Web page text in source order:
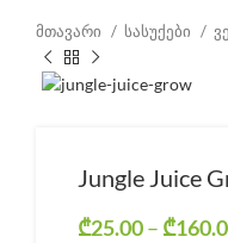
მთავარი სასუქები
Jungle Juice
₾25.00– ₾